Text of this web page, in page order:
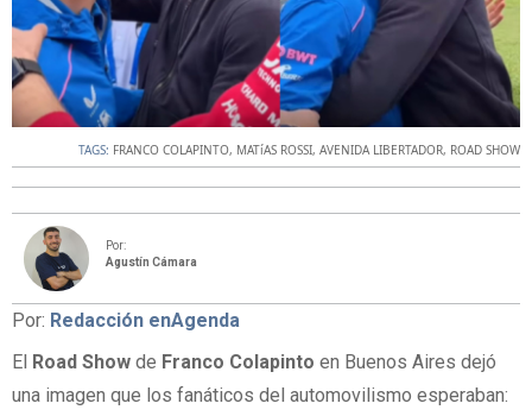
TAGS: FRANCO COLAPINTO, MATíAS ROSSI, AVENIDA LIBERTADOR, ROAD SHOW
Por:
Agustín Cámara
Por: Redacción enAgenda
El Road Show de Franco Colapinto en Buenos Aires dejó
una imagen que los fanáticos del automovilismo esperaban: